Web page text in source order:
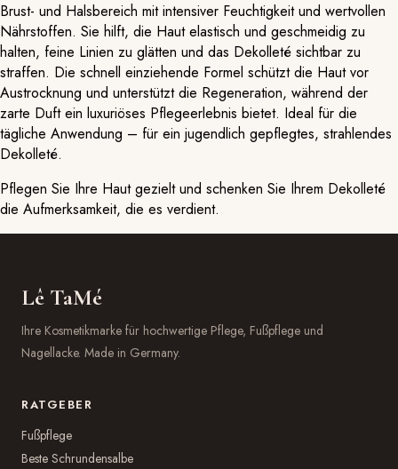
Brust- und Halsbereich mit intensiver Feuchtigkeit und wertvollen
Nährstoffen. Sie hilft, die Haut elastisch und geschmeidig zu
halten, feine Linien zu glätten und das Dekolleté sichtbar zu
straffen. Die schnell einziehende Formel schützt die Haut vor
Austrocknung und unterstützt die Regeneration, während der
zarte Duft ein luxuriöses Pflegeerlebnis bietet. Ideal für die
tägliche Anwendung – für ein jugendlich gepflegtes, strahlendes
Dekolleté.
Pflegen Sie Ihre Haut gezielt und schenken Sie Ihrem Dekolleté
die Aufmerksamkeit, die es verdient.
Lê TaMé
Ihre Kosmetikmarke für hochwertige Pflege, Fußpflege und
Nagellacke. Made in Germany.
RATGEBER
Fußpflege
Beste Schrundensalbe